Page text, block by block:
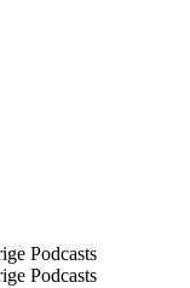
Podcasts
Podcasts